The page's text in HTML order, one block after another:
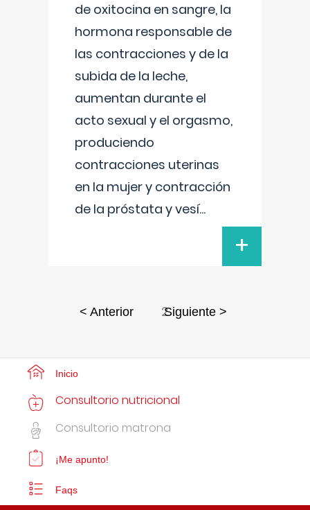
de oxitocina en sangre, la
hormona responsable de
las contracciones y de la
subida de la leche,
aumentan durante el
acto sexual y el orgasmo,
produciendo
contracciones uterinas
en la mujer y contracción
de la próstata y vesí...
+
< Anterior 2Siguiente >
Inicio
Consultorio nutricional
Consultorio matrona
¡Me apunto!
Faqs